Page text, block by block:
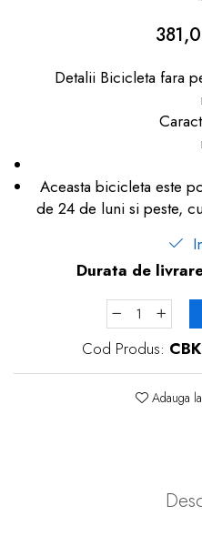
Produse îngrijire copii
Igiena copii
Detalii Bicicleta fara
Aceasta bicicleta este
de 24 de luni si peste,
Durata de
Cod Produs:
Adauga